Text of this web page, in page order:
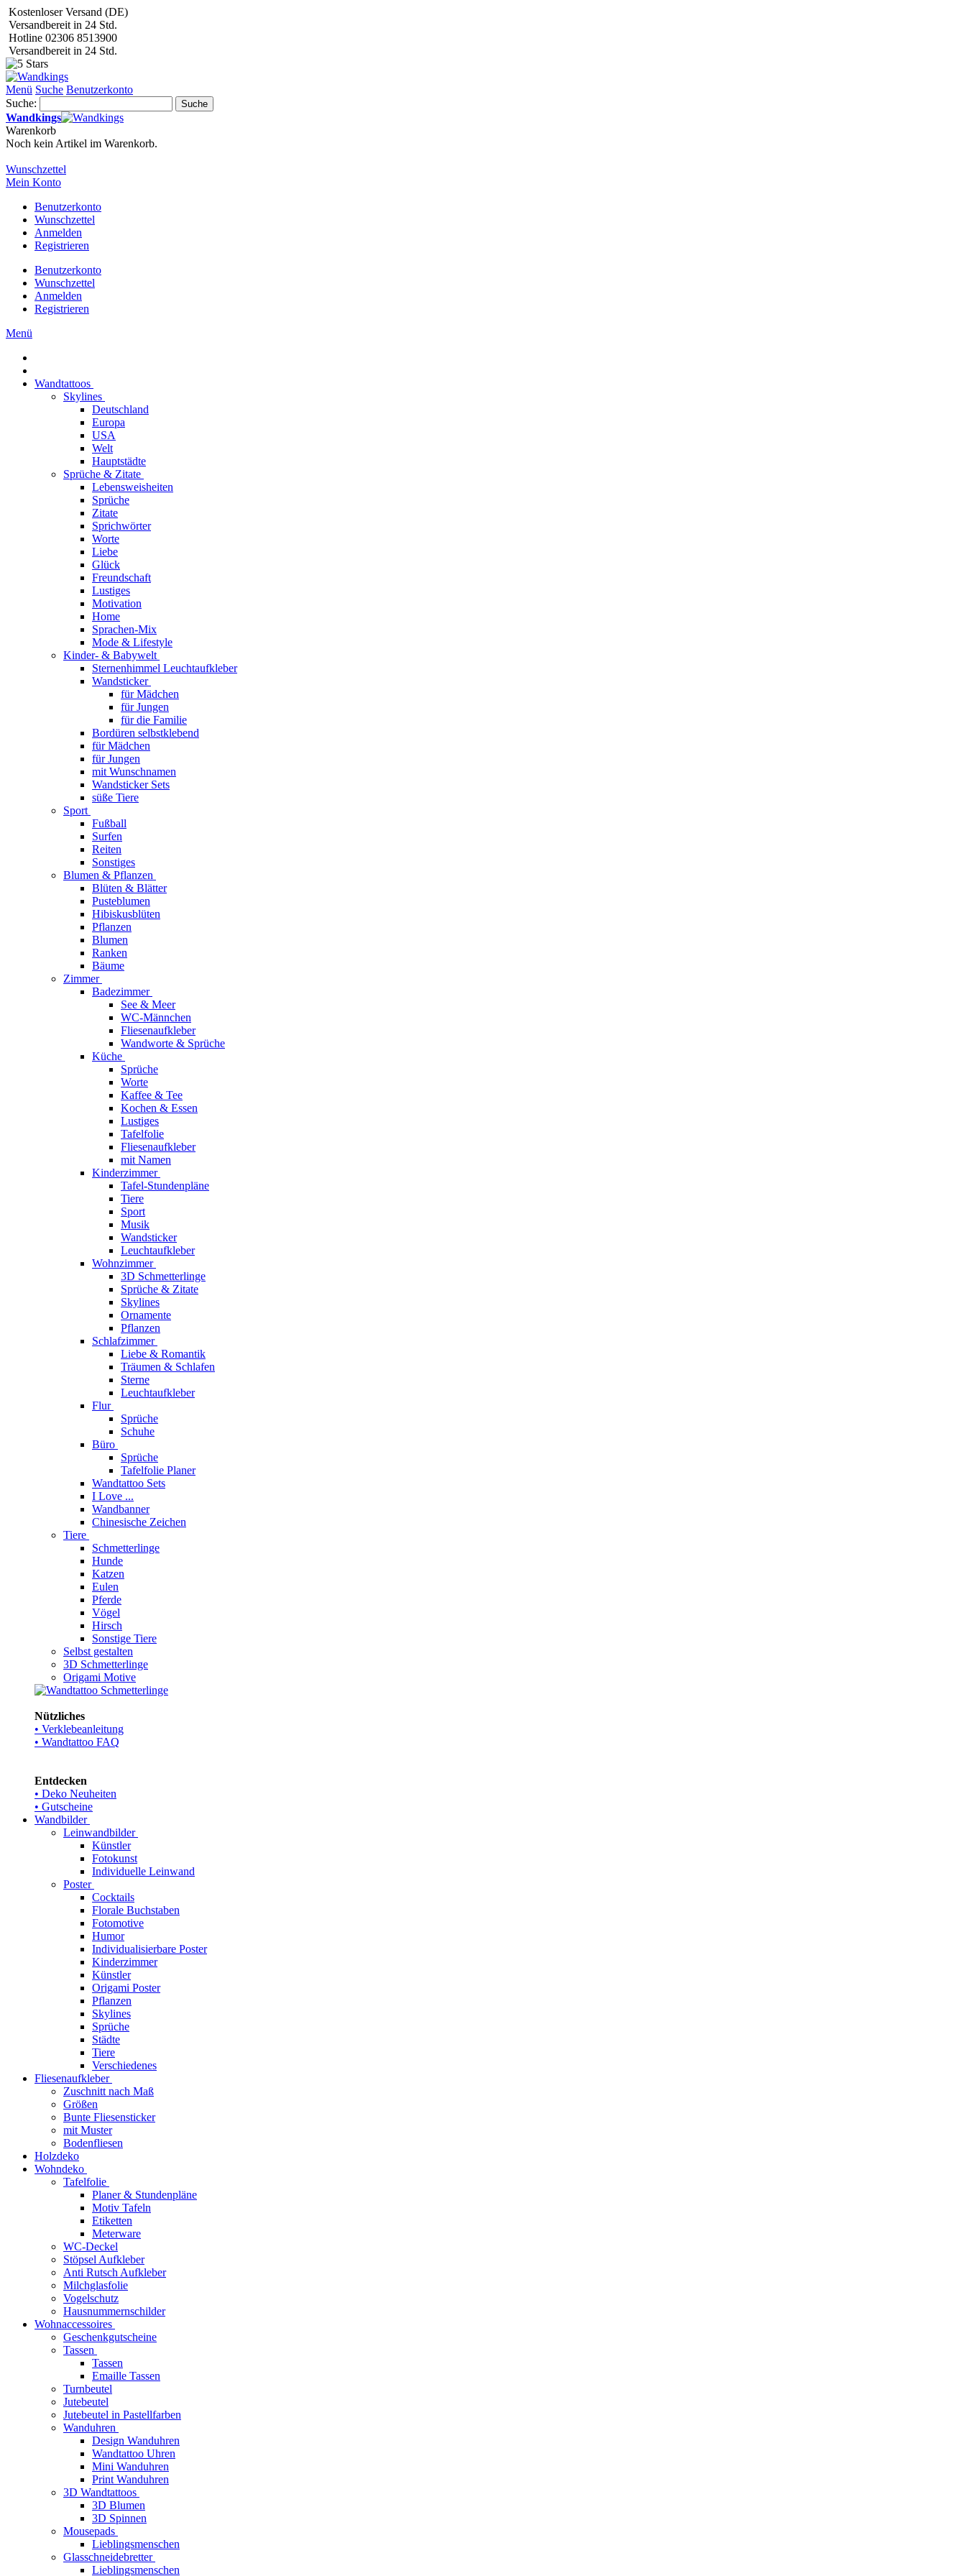
Kostenloser Versand (DE)
Versandbereit in 24 Std.
Hotline 02306 8513900
Versandbereit in 24 Std.
Menü Suche Benutzerkonto
Suche:
Suche
Wandkings
Warenkorb
Noch kein Artikel im Warenkorb.
Wunschzettel
Mein Konto
Benutzerkonto
Wunschzettel
Anmelden
Registrieren
Benutzerkonto
Wunschzettel
Anmelden
Registrieren
Menü
Wandtattoos
Skylines
Deutschland
Europa
USA
Welt
Hauptstädte
Sprüche & Zitate
Lebensweisheiten
Sprüche
Zitate
Sprichwörter
Worte
Liebe
Glück
Freundschaft
Lustiges
Motivation
Home
Sprachen-Mix
Mode & Lifestyle
Kinder- & Babywelt
Sternenhimmel Leuchtaufkleber
Wandsticker
für Mädchen
für Jungen
für die Familie
Bordüren selbstklebend
für Mädchen
für Jungen
mit Wunschnamen
Wandsticker Sets
süße Tiere
Sport
Fußball
Surfen
Reiten
Sonstiges
Blumen & Pflanzen
Blüten & Blätter
Pusteblumen
Hibiskusblüten
Pflanzen
Blumen
Ranken
Bäume
Zimmer
Badezimmer
See & Meer
WC-Männchen
Fliesenaufkleber
Wandworte & Sprüche
Küche
Sprüche
Worte
Kaffee & Tee
Kochen & Essen
Lustiges
Tafelfolie
Fliesenaufkleber
mit Namen
Kinderzimmer
Tafel-Stundenpläne
Tiere
Sport
Musik
Wandsticker
Leuchtaufkleber
Wohnzimmer
3D Schmetterlinge
Sprüche & Zitate
Skylines
Ornamente
Pflanzen
Schlafzimmer
Liebe & Romantik
Träumen & Schlafen
Sterne
Leuchtaufkleber
Flur
Sprüche
Schuhe
Büro
Sprüche
Tafelfolie Planer
Wandtattoo Sets
I Love ...
Wandbanner
Chinesische Zeichen
Tiere
Schmetterlinge
Hunde
Katzen
Eulen
Pferde
Vögel
Hirsch
Sonstige Tiere
Selbst gestalten
3D Schmetterlinge
Origami Motive
Nützliches
• Verklebeanleitung
• Wandtattoo FAQ
Entdecken
• Deko Neuheiten
• Gutscheine
Wandbilder
Leinwandbilder
Künstler
Fotokunst
Individuelle Leinwand
Poster
Cocktails
Florale Buchstaben
Fotomotive
Humor
Individualisierbare Poster
Kinderzimmer
Künstler
Origami Poster
Pflanzen
Skylines
Sprüche
Städte
Tiere
Verschiedenes
Fliesenaufkleber
Zuschnitt nach Maß
Größen
Bunte Fliesensticker
mit Muster
Bodenfliesen
Holzdeko
Wohndeko
Tafelfolie
Planer & Stundenpläne
Motiv Tafeln
Etiketten
Meterware
WC-Deckel
Stöpsel Aufkleber
Anti Rutsch Aufkleber
Milchglasfolie
Vogelschutz
Hausnummernschilder
Wohnaccessoires
Geschenkgutscheine
Tassen
Tassen
Emaille Tassen
Turnbeutel
Jutebeutel
Jutebeutel in Pastellfarben
Wanduhren
Design Wanduhren
Wandtattoo Uhren
Mini Wanduhren
Print Wanduhren
3D Wandtattoos
3D Blumen
3D Spinnen
Mousepads
Lieblingsmenschen
Glasschneidebretter
Lieblingsmenschen